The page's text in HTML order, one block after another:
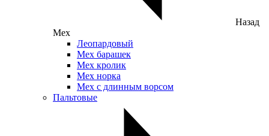
Назад
Мех
Леопардовый
Мех барашек
Мех кролик
Мех норка
Мех с длинным ворсом
Пальтовые